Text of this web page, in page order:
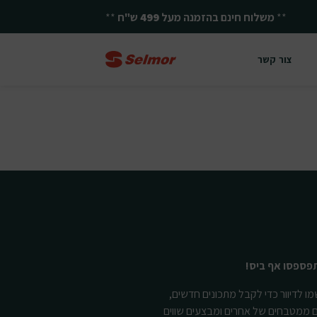
** משלוח חינם בהזמנה מעל499ש"ח **
צור קשר
אף ביס!
לדיוור כדי לקבל מתכונים חדשים,
ממטבחים של אחרים ומבצעים שווים